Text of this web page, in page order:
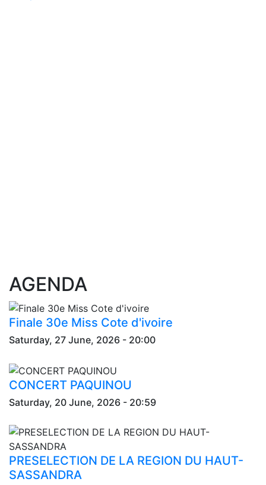
AGENDA
Finale 30e Miss Cote d'ivoire
Saturday, 27 June, 2026 - 20:00
CONCERT PAQUINOU
Saturday, 20 June, 2026 - 20:59
PRESELECTION DE LA REGION DU HAUT-
SASSANDRA